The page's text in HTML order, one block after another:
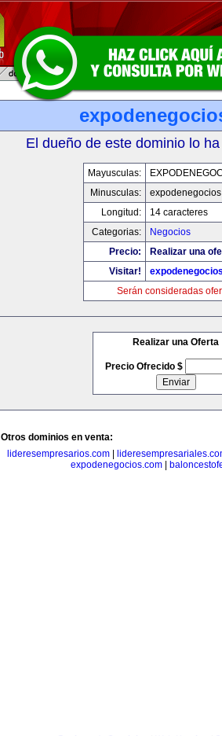
El dueño de este dominio lo
Mayusculas:
Minusculas:
Longitud:
14 caracteres
Categorias:
Negocios
Precio:
Realizar una
Visitar!
Serán consideradas
Realizar una Oferta
Precio Ofrecido $
Otros dominios en venta:
lideresempresarios.com|
expodenegocios.com|